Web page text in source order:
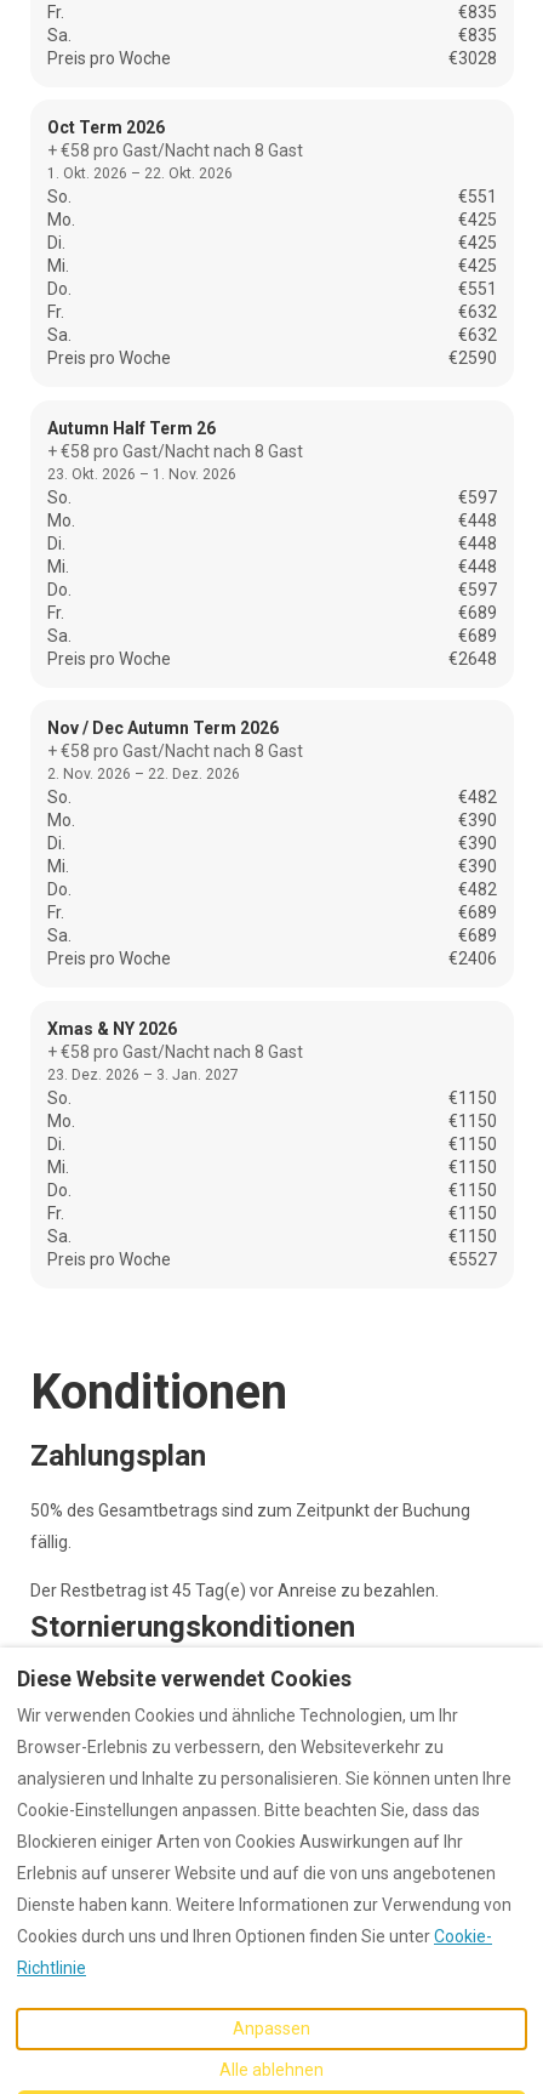
Fr.
€835
Sa.
€835
Preis pro Woche
€3028
Oct Term 2026
+ €58 pro Gast/Nacht nach 8 Gast
1. Okt. 2026 – 22. Okt. 2026
So.
€551
Mo.
€425
Di.
€425
Mi.
€425
Do.
€551
Fr.
€632
Sa.
€632
Preis pro Woche
€2590
Autumn Half Term 26
+ €58 pro Gast/Nacht nach 8 Gast
23. Okt. 2026 – 1. Nov. 2026
So.
€597
Mo.
€448
Di.
€448
Mi.
€448
Do.
€597
Fr.
€689
Sa.
€689
Preis pro Woche
€2648
Nov / Dec Autumn Term 2026
+ €58 pro Gast/Nacht nach 8 Gast
2. Nov. 2026 – 22. Dez. 2026
So.
€482
Mo.
€390
Di.
€390
Mi.
€390
Do.
€482
Fr.
€689
Sa.
€689
Preis pro Woche
€2406
Xmas & NY 2026
+ €58 pro Gast/Nacht nach 8 Gast
23. Dez. 2026 – 3. Jan. 2027
So.
€1150
Mo.
€1150
Di.
€1150
Mi.
€1150
Do.
€1150
Fr.
€1150
Sa.
€1150
Preis pro Woche
€5527
Konditionen
Zahlungsplan
50% des Gesamtbetrags sind zum Zeitpunkt der Buchung
fällig.
Der Restbetrag ist 45 Tag(e) vor Anreise zu bezahlen.
Stornierungskonditionen
Alle bereits bezahlten Anzahlungen sind nicht
erstattungsfähig.
Kaution
Eine Vorautorisierung von €288 wird am 1 Tag(e) vor Anreise
zurückgehalten und am 7 Tag(e) nach Abreise storniert
©2026DunfordAlle Rechte
vorbehalten
Diese Website verwendet Cookies
Wir verwenden Cookies und ähnliche Technologien, um Ihr
Browser-Erlebnis zu verbessern, den Websiteverkehr zu
analysieren und Inhalte zu personalisieren. Sie können unten Ihre
Cookie-Einstellungen anpassen. Bitte beachten Sie, dass das
Blockieren einiger Arten von Cookies Auswirkungen auf Ihr
Erlebnis auf unserer Website und auf die von uns angebotenen
Dienste haben kann. Weitere Informationen zur Verwendung von
Cookies durch uns und Ihren Optionen finden Sie unterCookie-
Richtlinie
Anpassen
Alle ablehnen